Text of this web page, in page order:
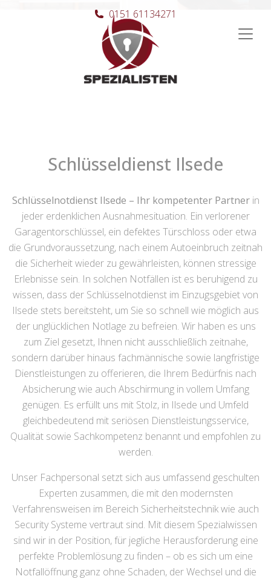
Hauptnavigation
0151 61134271
Schlüsseldienst Ilsede
Schlüsselnotdienst Ilsede – Ihr kompetenter Partnerin
jeder erdenklichen Ausnahmesituation. Ein verlorener
Garagentorschlüssel, ein defektes Türschloss oder etwa
die Grundvoraussetzung, nach einem Autoeinbruch zeitnah
die Sicherheit wieder zu gewährleisten, können stressige
Erlebnisse sein. In solchen Notfällen ist es beruhigend zu
wissen, dass der Schlüsselnotdienst im Einzugsgebiet von
Ilsede stets bereitsteht, um Sie so schnell wie möglich aus
der unglücklichen Notlage zu befreien. Wir haben es uns
zum Ziel gesetzt, Ihnen nicht ausschließlich zeitnahe,
sondern darüber hinaus fachmännische sowie langfristige
Dienstleistungen zu offerieren, die Ihrem Bedürfnis nach
Absicherung wie auch Abschirmung in vollem Umfang
genügen. Es erfüllt uns mit Stolz, in Ilsede und Umfeld
gleichbedeutend mit seriösen Dienstleistungsservice,
Qualität sowie Sachkompetenz benannt und empfohlen zu
werden.
Unser Fachpersonal setzt sich aus umfassend geschulten
Experten zusammen, die mit den modernsten
Verfahrensweisen im Bereich Sicherheitstechnik wie auch
Security Systeme vertraut sind. Mit diesem Spezialwissen
sind wir in der Position, für jegliche Herausforderung eine
perfekte Problemlösung zu finden – ob es sich um eine
Notfallöffnung ganz ohne Schaden, der Wechsel und die